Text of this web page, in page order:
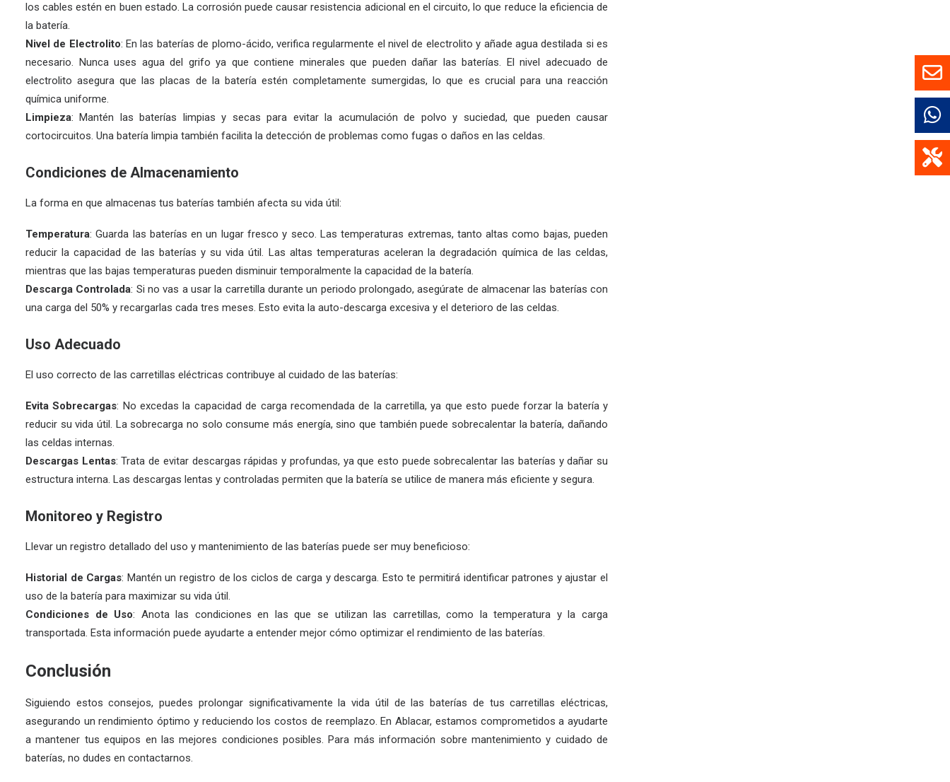
los cables estén en buen estado. La corrosión puede causar resistencia adicional en el circuito, lo que reduce la eficiencia de
la batería.
Nivel de Electrolito: En las baterías de plomo-ácido, verifica regularmente el nivel de electrolito y añade agua destilada si es
necesario. Nunca uses agua del grifo ya que contiene minerales que pueden dañar las baterías. El nivel adecuado de
electrolito asegura que las placas de la batería estén completamente sumergidas, lo que es crucial para una reacción
química uniforme.
Limpieza: Mantén las baterías limpias y secas para evitar la acumulación de polvo y suciedad, que pueden causar
cortocircuitos. Una batería limpia también facilita la detección de problemas como fugas o daños en las celdas.
Condiciones de Almacenamiento
La forma en que almacenas tus baterías también afecta su vida útil:
Temperatura: Guarda las baterías en un lugar fresco y seco. Las temperaturas extremas, tanto altas como bajas, pueden
reducir la capacidad de las baterías y su vida útil. Las altas temperaturas aceleran la degradación química de las celdas,
mientras que las bajas temperaturas pueden disminuir temporalmente la capacidad de la batería.
Descarga Controlada: Si no vas a usar la carretilla durante un periodo prolongado, asegúrate de almacenar las baterías con
una carga del 50% y recargarlas cada tres meses. Esto evita la auto-descarga excesiva y el deterioro de las celdas.
Uso Adecuado
El uso correcto de las carretillas eléctricas contribuye al cuidado de las baterías:
Evita Sobrecargas: No excedas la capacidad de carga recomendada de la carretilla, ya que esto puede forzar la batería y
reducir su vida útil. La sobrecarga no solo consume más energía, sino que también puede sobrecalentar la batería, dañando
las celdas internas.
Descargas Lentas: Trata de evitar descargas rápidas y profundas, ya que esto puede sobrecalentar las baterías y dañar su
estructura interna. Las descargas lentas y controladas permiten que la batería se utilice de manera más eficiente y segura.
Monitoreo y Registro
Llevar un registro detallado del uso y mantenimiento de las baterías puede ser muy beneficioso:
Historial de Cargas: Mantén un registro de los ciclos de carga y descarga. Esto te permitirá identificar patrones y ajustar el
uso de la batería para maximizar su vida útil.
Condiciones de Uso: Anota las condiciones en las que se utilizan las carretillas, como la temperatura y la carga
transportada. Esta información puede ayudarte a entender mejor cómo optimizar el rendimiento de las baterías.
Conclusión
Siguiendo estos consejos, puedes prolongar significativamente la vida útil de las baterías de tus carretillas eléctricas,
asegurando un rendimiento óptimo y reduciendo los costos de reemplazo. En Ablacar, estamos comprometidos a ayudarte
a mantener tus equipos en las mejores condiciones posibles. Para más información sobre mantenimiento y cuidado de
baterías, no dudes en contactarnos.